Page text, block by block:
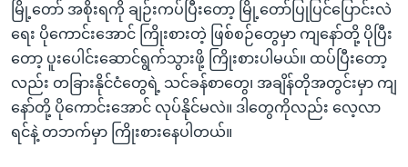
မြို့တော် အစိုးရကို ချဉ်းကပ်ပြီးတော့ မြို့တော်ပြုပြင်ပြောင်းလဲ
ရေး ပိုကောင်းအောင် ကြိုးစားတဲ့ ဖြစ်စဉ်တွေမှာ ကျနော်တို့ ပိုပြီး
တော့ ပူးပေါင်းဆောင်ရွက်သွားဖို့ ကြိုးစားပါမယ်။ ထပ်ပြီးတော့
လည်း တခြားနိုင်ငံတွေရဲ့ သင်ခန်စာတွေ၊ အချိန်တိုအတွင်းမှာ ကျ
နော်တို့ ပိုကောင်းအောင် လုပ်နိုင်မလဲ။ ဒါတွေကိုလည်း လေ့လာ
ရင်နဲ့ တဘက်မှာ ကြိုးစားနေပါတယ်။